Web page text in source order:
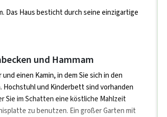
Das Haus besticht durch seine einzigartige
und Hammam
einen Kamin, in dem Sie sich in den
Hochstuhl und Kinderbett sind vorhanden
Sie im Schatten eine köstliche Mahlzeit
zu benutzen. Ein großer Garten mit